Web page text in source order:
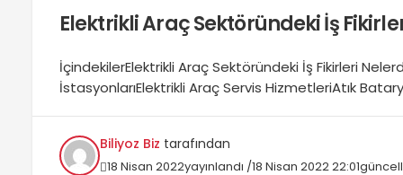
Elektrikli Araç Sektöründeki İş
İçindekilerElektrikli Araç Sektöründeki İş Fikirleri
İstasyonlarıElektrikli Araç Servis HizmetleriAtık
otomobillerin yaygınlaşmasıyla birlikte ortaya çıkan
Biliyoz Biz tarafından
18 Nisan 2022yayınlandı /18 Nisan 2022 22:01